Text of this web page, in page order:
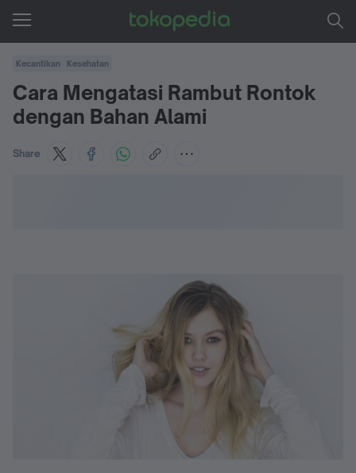
Kecantikan Kesehatan
Cara Mengatasi Rambut Rontok
dengan Bahan Alami
Share